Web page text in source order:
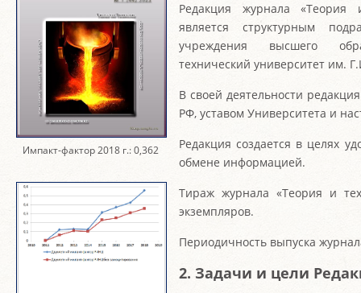
Импакт-фактор 2018 г.: 0,362
Редакция журнала «Теория
является структурным
учреждения высшего
технический университет им.
В своей деятельности
РФ, уставом Университета и
Редакция создается в целях
обмене информацией.
Тираж журнала «Теория и
экземпляров.
Периодичность выпуска
2. Задачи и цели